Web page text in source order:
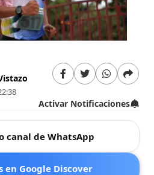
Activar Notificaciones
canal de WhatsApp
en Google Discover